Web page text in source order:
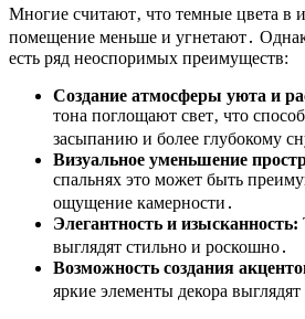
Многие считают‚ что темные цвета в
помещение меньше и угнетают․
есть ряд неоспоримых преимуществ:
Создание атмосферы уюта и
тона поглощают свет‚ что
засыпанию и более глубокому
Визуальное уменьшение
спальнях это может быть
ощущение камерности․
Элегантность и изысканность:
выглядят стильно и роскошно․
Возможность создания
яркие элементы декора